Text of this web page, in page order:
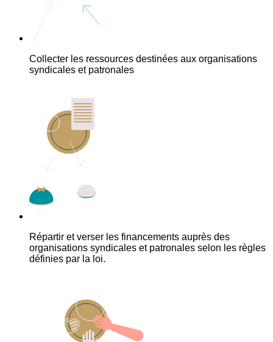
Collecter les ressources destinées aux organisations
syndicales et patronales
Répartir et verser les financements auprès des
organisations syndicales et patronales selon les règles
définies par la loi.